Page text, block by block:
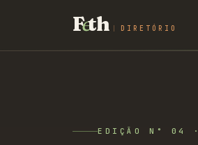
Feth DIRETÓRIO
EDIÇÃO N° 04